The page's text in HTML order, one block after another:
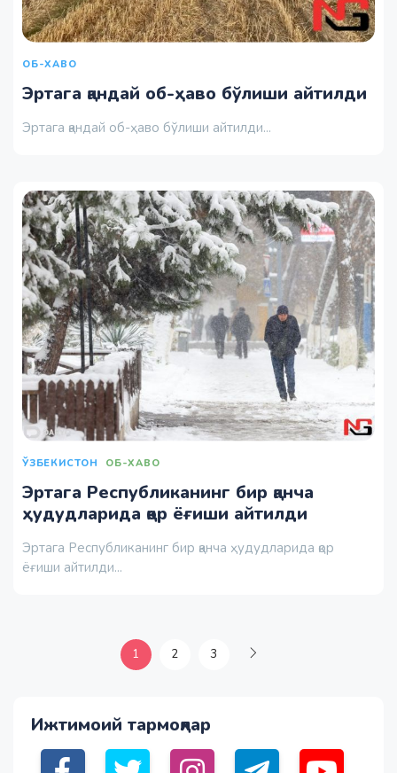
ОБ-ХАВО
Эртага қандай об-ҳаво бўлиши айтилди
Эртага қандай об-ҳаво бўлиши айтилди...
ЎЗБЕКИСТОН ОБ-ХАВО
Эртага Республиканинг бир қанча
ҳудудларида қор ёғиши айтилди
Эртага Республиканинг бир қанча ҳудудларида қор
ёғиши айтилди...
1 2 3
Ижтимоий тармоқлар